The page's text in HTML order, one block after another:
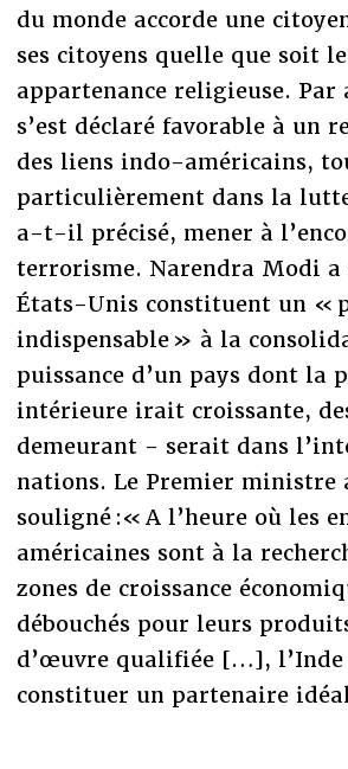
du monde accorde une
ses citoyens quelle que soit
appartenance religieuse.
s’est déclaré favorable à un
des liens indo-américains,
particulièrement dans la
a-t-il précisé, mener à
terrorisme. Narendra Modi a
États-Unis constituent un «
indispensable » à la
puissance d’un pays dont la
intérieure irait croissante,
demeurant - serait dans
nations. Le Premier ministre
souligné :« A l’heure où les
américaines sont à la
zones de croissance
débouchés pour leurs
d’œuvre qualifiée […], l’Inde
constituer un partenaire